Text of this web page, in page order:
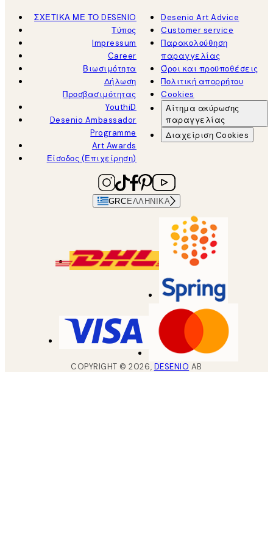
ΣΧΕΤΙΚΑ ΜΕ ΤΟ DESENIO
Τύπος
Impressum
Career
Βιωσιμότητα
Δήλωση
Προσβασιμότητας
YouthiD
Desenio Ambassador
Programme
Art Awards
Είσοδος (Επιχείρηση)
Desenio Art Advice
Customer service
Παρακολούθηση
παραγγελίας
Όροι και προϋποθέσεις
Πολιτική απορρήτου
Cookies
Αίτημα ακύρωσης
παραγγελίας
Διαχείριση Cookies
GRC ΕΛΛΗΝΙΚΆ
COPYRIGHT ©2026, DESENIO AB